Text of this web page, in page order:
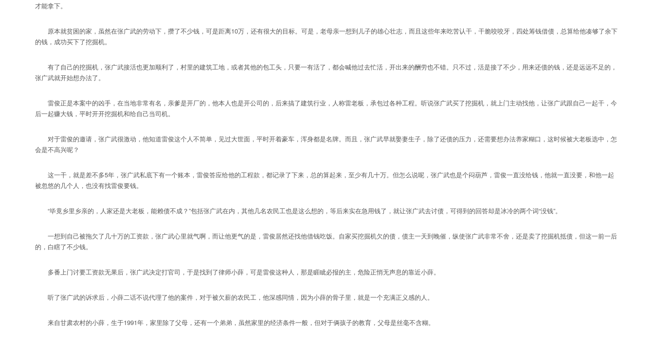
才能拿下。
原本就贫困的家，虽然在张广武的劳动下，攒了不少钱，可是距离10万，还有很大的目标。可是，老母亲一想到儿子的雄心壮志，而且这些年来吃苦认干，干脆咬咬牙，四处筹钱借债，总算给他凑够了余下
的钱，成功买下了挖掘机。
有了自己的挖掘机，张广武接活也更加顺利了，村里的建筑工地，或者其他的包工头，只要一有活了，都会喊他过去忙活，开出来的酬劳也不错。只不过，活是接了不少，用来还债的钱，还是远远不足的，
张广武就开始想办法了。
雷俊正是本案中的凶手，在当地非常有名，亲爹是开厂的，他本人也是开公司的，后来搞了建筑行业，人称雷老板，承包过各种工程。听说张广武买了挖掘机，就上门主动找他，让张广武跟自己一起干，今
后一起赚大钱，平时开开挖掘机和给自己当司机。
对于雷俊的邀请，张广武很激动，他知道雷俊这个人不简单，见过大世面，平时开着豪车，浑身都是名牌。而且，张广武早就娶妻生子，除了还债的压力，还需要想办法养家糊口，这时候被大老板选中，怎
会是不高兴呢？
这一干，就是差不多5年，张广武私底下有一个账本，雷俊答应给他的工程款，都记录了下来，总的算起来，至少有几十万。但怎么说呢，张广武也是个闷葫芦，雷俊一直没给钱，他就一直没要，和他一起
被忽悠的几个人，也没有找雷俊要钱。
“毕竟乡里乡亲的，人家还是大老板，能赖债不成？”包括张广武在内，其他几名农民工也是这么想的，等后来实在急用钱了，就让张广武去讨债，可得到的回答却是冰冷的两个词“没钱”。
一想到自己被拖欠了几十万的工资款，张广武心里就气啊，而让他更气的是，雷俊居然还找他借钱吃饭。自家买挖掘机欠的债，债主一天到晚催，纵使张广武非常不舍，还是卖了挖掘机抵债，但这一前一后
的，白瞎了不少钱。
多番上门讨要工资款无果后，张广武决定打官司，于是找到了律师小薛，可是雷俊这种人，那是睚眦必报的主，危险正悄无声息的靠近小薛。
听了张广武的诉求后，小薛二话不说代理了他的案件，对于被欠薪的农民工，他深感同情，因为小薛的骨子里，就是一个充满正义感的人。
来自甘肃农村的小薛，生于1991年，家里除了父母，还有一个弟弟，虽然家里的经济条件一般，但对于俩孩子的教育，父母是丝毫不含糊。